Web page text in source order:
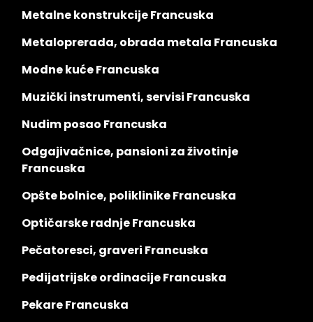
Metalne konstrukcije Francuska
Metaloprerada, obrada metala Francuska
Modne kuće Francuska
Muzički instrumenti, servisi Francuska
Nudim posao Francuska
Odgajivačnice, pansioni za životinje
Francuska
Opšte bolnice, poliklinike Francuska
Optičarske radnje Francuska
Pečatoresci, graveri Francuska
Pedijatrijske ordinacije Francuska
Pekare Francuska